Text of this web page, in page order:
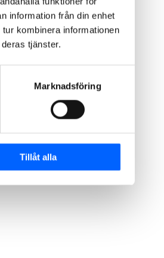
information från din enhet
kombinera informationen
tjänster.
Marknadsföring
Tillåt alla